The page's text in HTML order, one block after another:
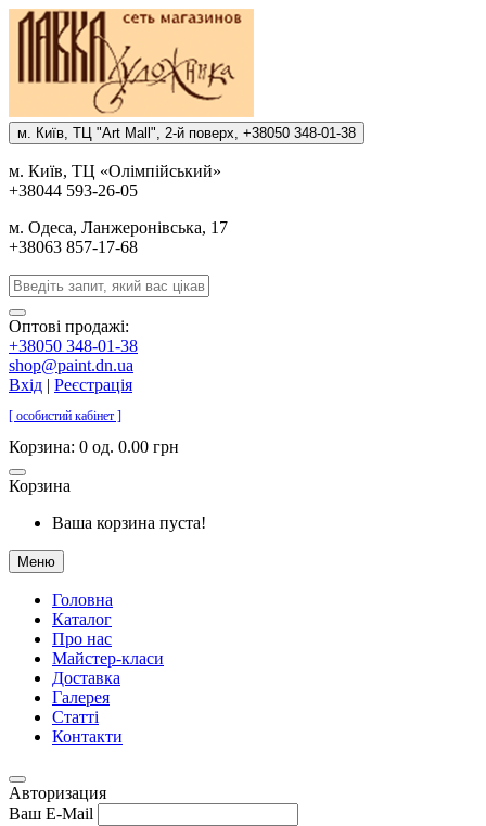
м. Киïв, ТЦ "Art Mall", 2-й поверх, +38050 348-01-38
м. Киïв, ТЦ «Олiмпiйський»
+38044 593-26-05
м. Одеса, Ланжеронiвська, 17
+38063 857-17-68
Оптові продажі:
+38050 348-01-38
shop@paint.dn.ua
Вхід | Реєстрація
[ особистий кабінет ]
Корзина: 0 од. 0.00 грн
Корзина
Ваша корзина пуста!
Меню
Головна
Каталог
Про нас
Майстер-класи
Доставка
Галерея
Статтi
Контакти
Авторизация
Ваш E-Mail